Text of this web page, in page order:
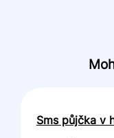
Sms půjčka v